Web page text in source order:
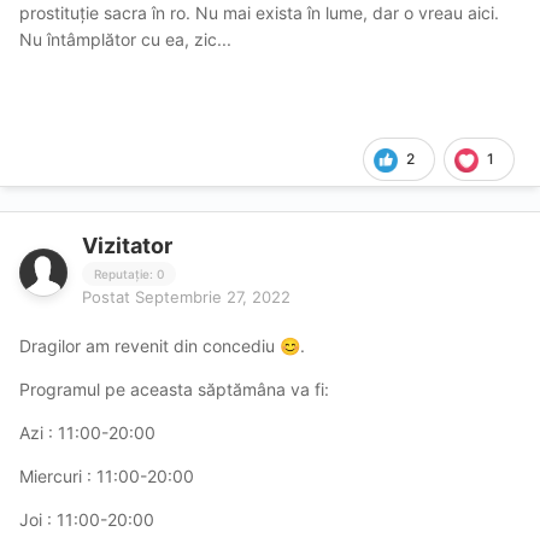
prostituție sacra în ro. Nu mai exista în lume, dar o vreau aici.
Nu întâmplător cu ea, zic...
2 1
Vizitator
Reputație: 0
Postat Septembrie 27, 2022
Dragilor am revenit din concediu 😊.
Programul pe aceasta săptămâna va fi:
Azi : 11:00-20:00
Miercuri : 11:00-20:00
Joi : 11:00-20:00